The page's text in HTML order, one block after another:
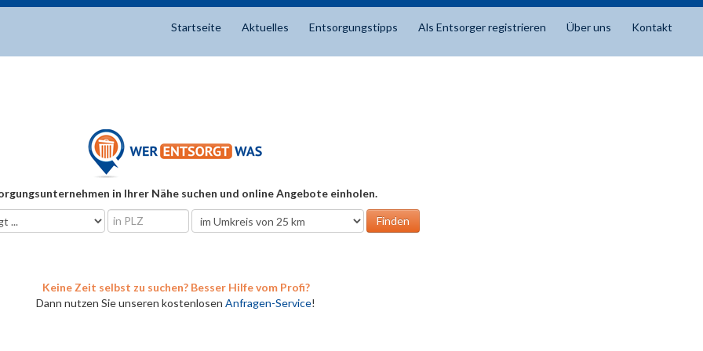
Startseite Aktuelles Entsorgungstipps Als Entsorger registrieren Über uns Kontakt
in Ihrer Nähe suchen und online Angebote einholen.
Keine Zeit selbst zu suchen? Besser Hilfe vom Profi?
Dann nutzen Sie unseren kostenlosen Anfragen-Service!